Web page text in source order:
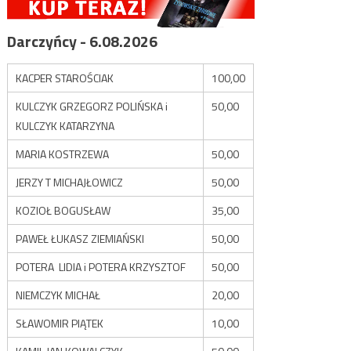
Darczyńcy - 6.08.2026
KACPER STAROŚCIAK
100,00
KULCZYK GRZEGORZ POLIŃSKA i
KULCZYK KATARZYNA
50,00
MARIA KOSTRZEWA
50,00
JERZY T MICHAJŁOWICZ
50,00
KOZIOŁ BOGUSŁAW
35,00
PAWEŁ ŁUKASZ ZIEMIAŃSKI
50,00
POTERA LIDIA i POTERA KRZYSZTOF
50,00
NIEMCZYK MICHAŁ
20,00
SŁAWOMIR PIĄTEK
10,00